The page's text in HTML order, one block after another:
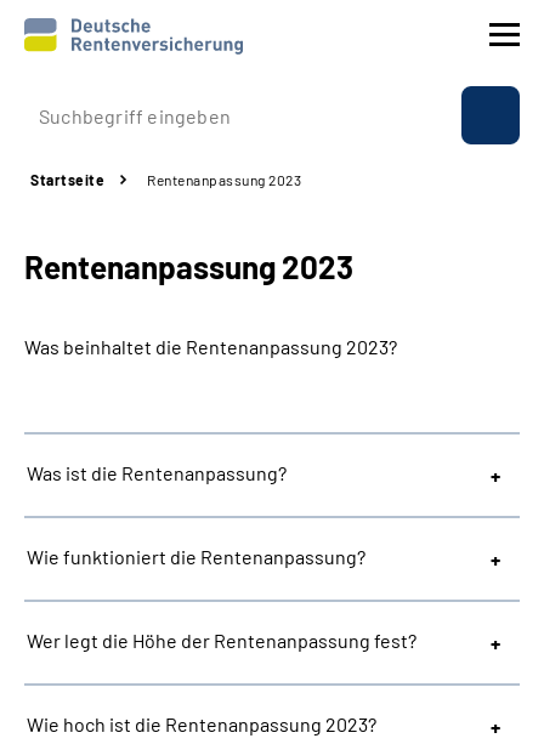
Prävention
Rente
Beratung & Kontakt
Über uns & Presse
Suche
Inhalte in Gebärdensprache (DGS)
Startseite Rentenanpassung 2023
Rentenanpassung 2023
Was beinhaltet die Rentenanpassung 2023?
Was ist die Rentenanpassung?
Wie funktioniert die Rentenanpassung?
Wer legt die Höhe der Rentenanpassung fest?
Wie hoch ist die Rentenanpassung 2023?